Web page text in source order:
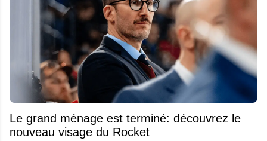
Le grand ménage est terminé: découvrez le
nouveau visage du Rocket